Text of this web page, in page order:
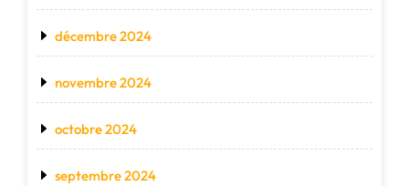
décembre 2024
novembre 2024
octobre 2024
septembre 2024